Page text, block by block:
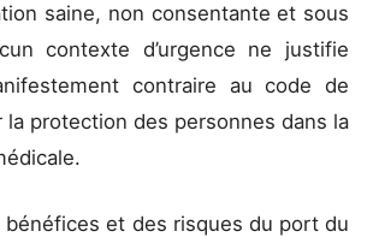
saine, non consentante et sous
contexte d’urgence ne justifie
contraire au code de
la protection des personnes dans la
bénéfices et des risques du port du